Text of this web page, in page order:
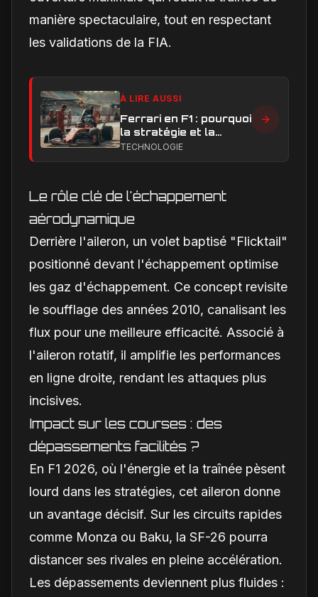
manière spectaculaire, tout en respectant
les validations de la FIA.
À LIRE AUSSI
Ferrari en F1 : pourquoi
la stratégie et la
technique sont sous
pression en 2026
TECHNOLOGIE
Le rôle clé de l'échappement
aérodynamique
Derrière l'aileron, un volet baptisé "Flicktail"
positionné devant l'échappement optimise
les gaz d'échappement. Ce concept revisite
le soufflage des années 2010, canalisant les
flux pour une meilleure efficacité. Associé à
l'aileron rotatif, il amplifie les performances
en ligne droite, rendant les attaques plus
incisives.
Impact sur les courses : des
dépassements facilités ?
En F1 2026, où l'énergie et la traînée pèsent
lourd dans les stratégies, cet aileron donne
un avantage décisif. Sur les circuits rapides
comme Monza ou Baku, la SF-26 pourra
distancer ses rivales en pleine accélération.
Les dépassements deviennent plus fluides :